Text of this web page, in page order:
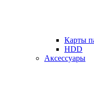
Карты
HDD
Аксессуары